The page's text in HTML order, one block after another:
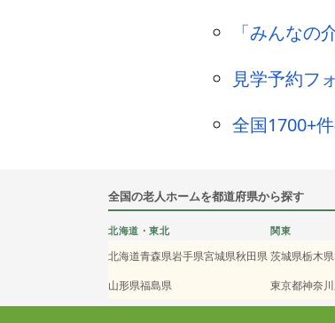
「みんなの
見学予約フ
全国1700+
全国の老人ホームを都道府県から探す
北海道・東北
北海道青森県岩手県宮城県秋田県
山形県福島県
関東
茨城県栃木県
東京都神奈